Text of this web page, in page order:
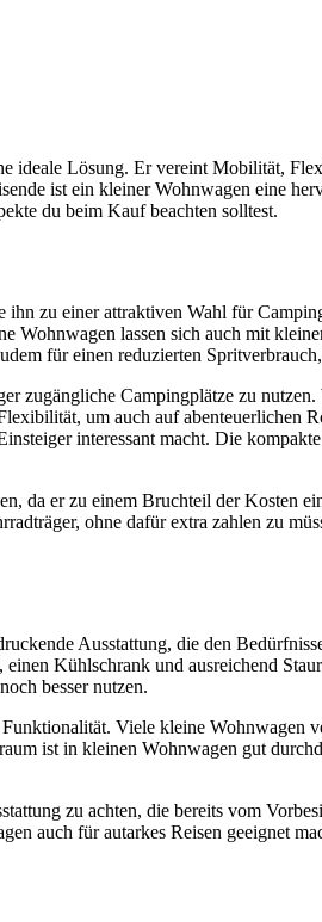
ideale Lösung. Er vereint Mobilität,
ist ein kleiner Wohnwagen eine
du beim Kauf beachten solltest.
zu einer attraktiven Wahl für
lassen sich auch mit
für einen reduzierten
zugängliche Campingplätze zu
um auch auf abenteuerlichen
interessant macht. Die
da er zu einem Bruchteil der Kosten
ohne dafür extra zahlen zu
Ausstattung, die den
Kühlschrank und ausreichend
besser nutzen.
Viele kleine Wohnwagen
ist in kleinen Wohnwagen gut
zu achten, die bereits vom
auch für autarkes Reisen geeignet